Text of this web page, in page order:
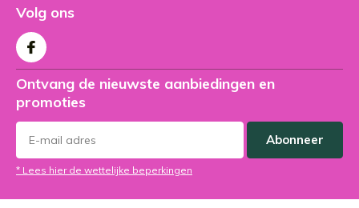
Volg ons
Ontvang de nieuwste aanbiedingen en
promoties
Abonneer
* Lees hier de wettelijke beperkingen